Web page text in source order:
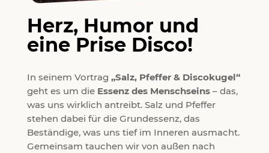
Herz, Humor und
eine Prise Disco!
In seinem Vortrag „Salz, Pfeffer & Discokugel“
geht es um die Essenz des Menschseins– das,
was uns wirklich antreibt. Salz und Pfeffer
stehen dabei für die Grundessenz, das
Beständige, was uns tief im Inneren ausmacht.
Gemeinsam tauchen wir von außen nach